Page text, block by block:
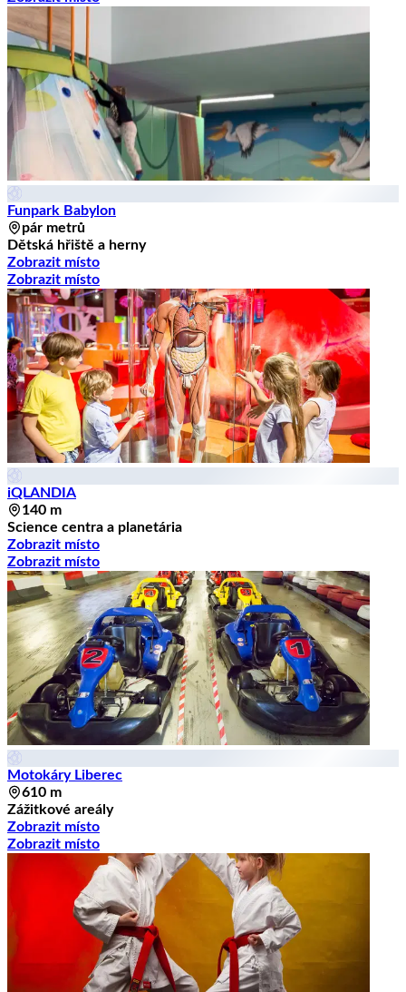
Funpark Babylon
pár metrů
Dětská hřiště a herny
Zobrazit místo
Zobrazit místo
iQLANDIA
140 m
Science centra a planetária
Zobrazit místo
Zobrazit místo
Motokáry Liberec
610 m
Zážitkové areály
Zobrazit místo
Zobrazit místo